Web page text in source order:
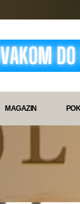
MAGAZIN